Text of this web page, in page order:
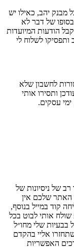
מבנק יהב, כאילו יש
של דבר לא
הודעות המיועדות
לשלוח לי
לחשבון שלא
ותסירו אותי
של ניסיונות של
האתר שלכם אין
קוד במייל בנוסף,
אותי לבוט בכל
בבעיות שלי מחו״ל
אליי בהקדם
האפשריות